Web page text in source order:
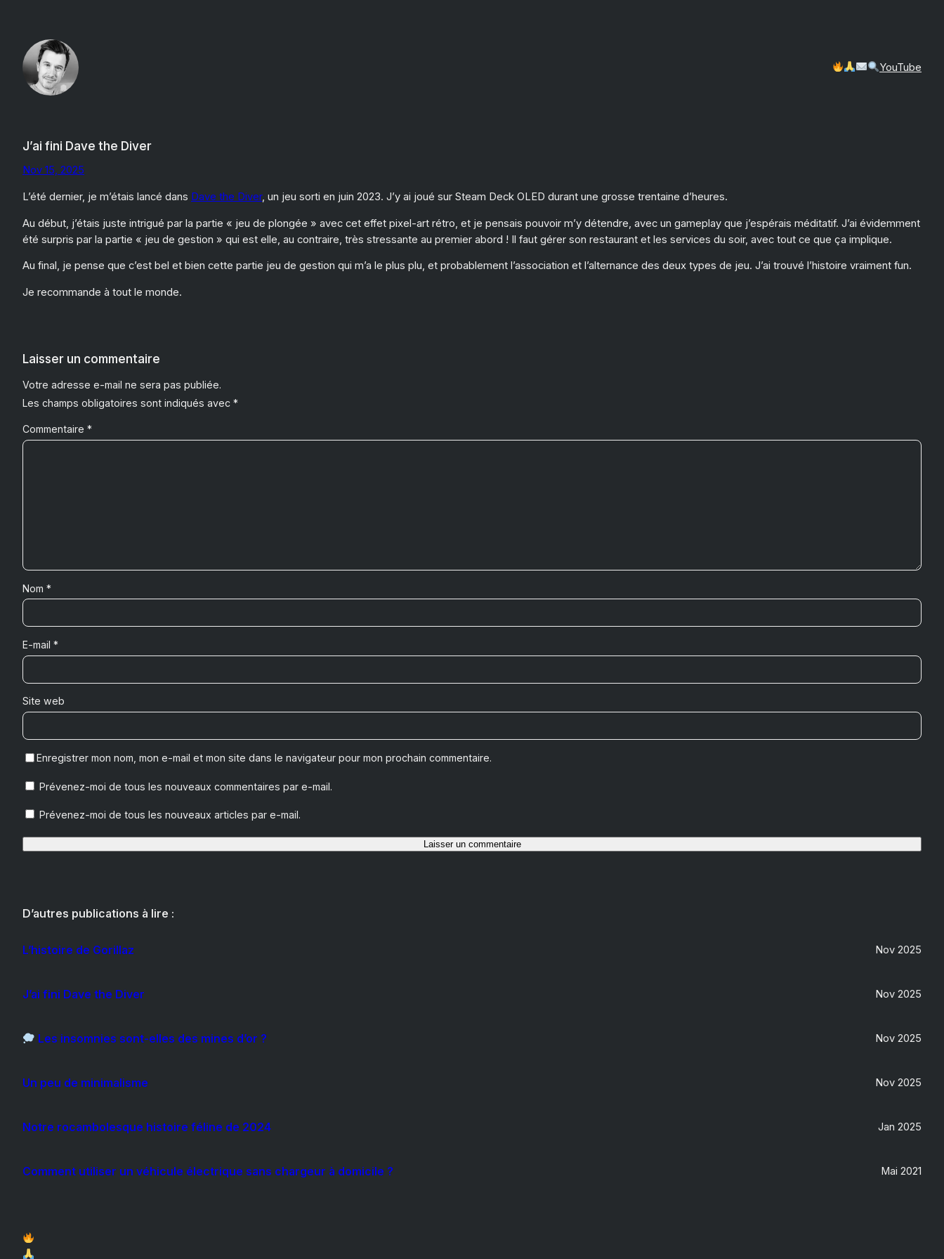
contenu
YouTube
J’ai fini Dave the Diver
Nov 15, 2025
L’été dernier, je m’étais lancé dans Dave the Diver, un jeu sorti en juin 2023. J’y ai joué sur Steam Deck OLED durant une grosse trentaine d’heures.
Au début, j’étais juste intrigué par la partie « jeu de plongée » avec cet effet pixel-art rétro, et je pensais pouvoir m’y détendre, avec un gameplay que j’espérais méditatif. J’ai évidemment
été surpris par la partie « jeu de gestion » qui est elle, au contraire, très stressante au premier abord ! Il faut gérer son restaurant et les services du soir, avec tout ce que ça implique.
Au final, je pense que c’est bel et bien cette partie jeu de gestion qui m’a le plus plu, et probablement l’association et l’alternance des deux types de jeu. J’ai trouvé l’histoire vraiment fun.
Je recommande à tout le monde.
Laisser un commentaire
Votre adresse e-mail ne sera pas publiée.
Les champs obligatoires sont indiqués avec *
Commentaire *
Nom *
E-mail *
Site web
Enregistrer mon nom, mon e-mail et mon site dans le navigateur pour mon prochain commentaire.
Prévenez-moi de tous les nouveaux commentaires par e-mail.
Prévenez-moi de tous les nouveaux articles par e-mail.
D’autres publications à lire :
L’histoire de Gorillaz Nov 2025
J’ai fini Dave the Diver Nov 2025
Les insomnies sont-elles des mines d’or ? Nov 2025
Un peu de minimalisme Nov 2025
Notre rocambolesque histoire féline de 2024 Jan 2025
Comment utiliser un véhicule électrique sans chargeur à domicile ? Mai 2021